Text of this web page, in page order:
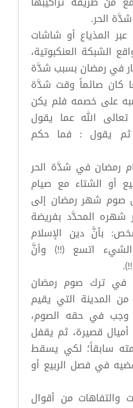
الحر.
المذياع أو شاشات
الشبكة العنكبوتية،
في رمضان بسبب شدَّة
كان صائماً وقت شدَّة
على خصمه فلم يكن
الله عما يقول
ثم يقول : فما حكم
رمضان في شدَّة الحر
أو الشتاء مع صيام
صوم شهر رمضان إلى
شهره المحدَّد بفريضة
بأنَّ دين الإسلام
اتسع (!!) وأنَّ
في ترك صوم رمضان
المدينة التي يقيم
في حقه الصوم،
قصيرة، ثم يقفل
سابقاً؛ لكي يسقط
في فصل الربيع أو
والتفاهات من أقوال